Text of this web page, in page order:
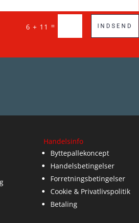
6 + 11 = INDSEND
Handelsinfo
Byttepallekoncept
Handelsbetingelser
Forretningsbetingelser
Cookie & Privatlivspolitik
Betaling